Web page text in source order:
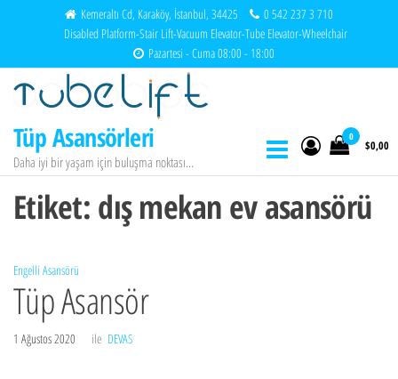
Kemeraltı Cd, Karaköy, İstanbul, 34425
0 542 237 3 710
Disabled Platform-Stair Lift-Vacuum Elevator-Tube Elevator-Wheelchair
Pazartesi - Cuma 08:00 - 18:00
Tüp Asansörleri
Daha iyi bir yaşam için buluşma noktası…
0
$0,00
Etiket: dış mekan ev asansörü
Engelli Asansörü
Tüp Asansör
1 Ağustos 2020 ile DEVAS